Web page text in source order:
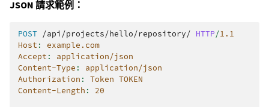
JSON 請求範例：
POST /api/projects/hello/repository/ HTTP/1.1
Host :
example.com
Accept :
application/json
Content-Type :
application/json
Authorization :
Token TOKEN
Content-Length : 20